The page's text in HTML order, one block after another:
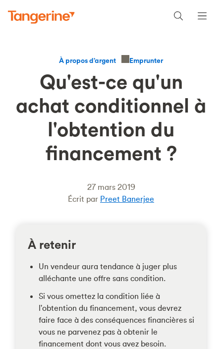
À propos d’argent Emprunter
Qu'est-ce qu'un
achat conditionnel à
l'obtention du
financement ?
27 mars 2019
Écrit par Preet Banerjee
À retenir
Un vendeur aura tendance à juger plus
alléchante une offre sans condition.
Si vous omettez la condition liée à
l'obtention du financement, vous devrez
faire face à des conséquences financières si
vous ne parvenez pas à obtenir le
financement dont vous avez besoin.